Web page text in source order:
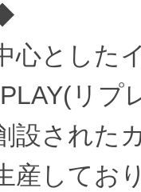
心とした
リプ
設された
産してお